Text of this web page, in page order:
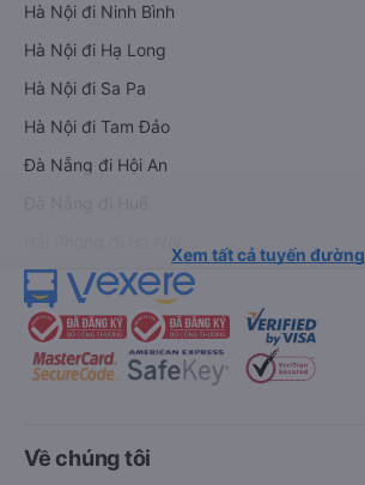
Hà Nội đi Ninh Bình
Hà Nội đi Hạ Long
Hà Nội đi Sa Pa
Hà Nội đi Tam Đảo
Đà Nẵng đi Hội An
Xem tất cả tuyến đường
Về chúng tôi